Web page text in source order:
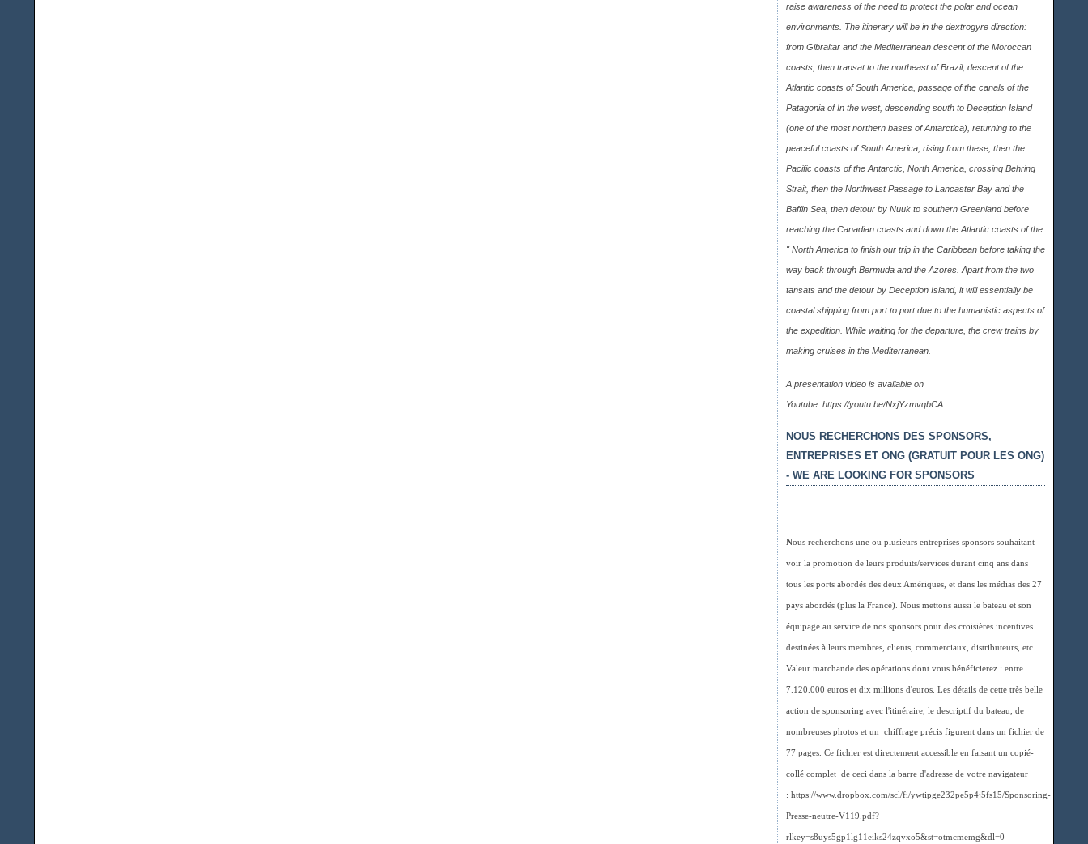
raise awareness of the need to protect the polar and ocean
environments. The itinerary will be in the dextrogyre direction:
from Gibraltar and the Mediterranean descent of the Moroccan
coasts, then transat to the northeast of Brazil, descent of the
Atlantic coasts of South America, passage of the canals of the
Patagonia of In the west, descending south to Deception Island
(one of the most northern bases of Antarctica), returning to the
peaceful coasts of South America, rising from these, then the
Pacific coasts of the Antarctic, North America, crossing Behring
Strait, then the Northwest Passage to Lancaster Bay and the
Baffin Sea, then detour by Nuuk to southern Greenland before
reaching the Canadian coasts and down the Atlantic coasts of the
" North America to finish our trip in the Caribbean before taking the
way back through Bermuda and the Azores. Apart from the two
tansats and the detour by Deception Island, it will essentially be
coastal shipping from port to port due to the humanistic aspects of
the expedition. While waiting for the departure, the crew trains by
making cruises in the Mediterranean.
A presentation video is available on
Youtube: https://youtu.be/NxjYzmvqbCA
NOUS RECHERCHONS DES SPONSORS,
ENTREPRISES ET ONG (GRATUIT POUR LES ONG)
- WE ARE LOOKING FOR SPONSORS
Nous recherchons une ou plusieurs entreprises sponsors souhaitant
voir la promotion de leurs produits/services durant cinq ans dans
tous les ports abordés des deux Amériques, et dans les médias des 27
pays abordés (plus la France). Nous mettons aussi le bateau et son
équipage au service de nos sponsors pour des croisières incentives
destinées à leurs membres, clients, commerciaux, distributeurs, etc.
Valeur marchande des opérations dont vous bénéficierez : entre
7.120.000 euros et dix millions d'euros. Les détails de cette très belle
action de sponsoring avec l'itinéraire, le descriptif du bateau, de
nombreuses photos et un chiffrage précis figurent dans un fichier de
77 pages. Ce fichier est directement accessible en faisant un copié-
collé complet de ceci dans la barre d'adresse de votre navigateur
: https://www.dropbox.com/scl/fi/ywtipge232pe5p4j5fs15/Sponsoring-
Presse-neutre-V119.pdf?
rlkey=s8uys5gp1lg11eiks24zqvxo5&st=otmcmemg&dl=0